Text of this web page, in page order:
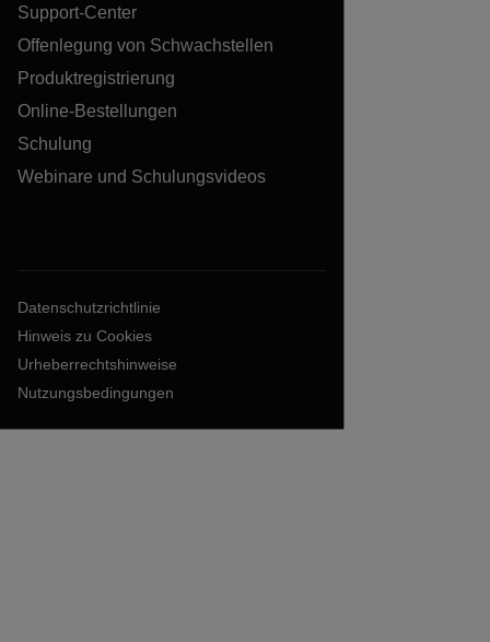
Support-Center
Offenlegung von Schwachstellen
Produktregistrierung
Online-Bestellungen
Schulung
Webinare und Schulungsvideos
Datenschutzrichtlinie
Hinweis zu Cookies
Urheberrechtshinweise
Nutzungsbedingungen